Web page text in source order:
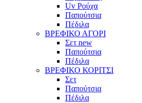
Uv Ρούχα
Παπούτσια
Πέδιλα
ΒΡΕΦΙΚΟ ΑΓΟΡΙ
Σετ new
Παπούτσια
Πέδιλα
ΒΡΕΦΙΚΟ ΚΟΡΙΤΣΙ
Σετ
Παπούτσια
Πέδιλα